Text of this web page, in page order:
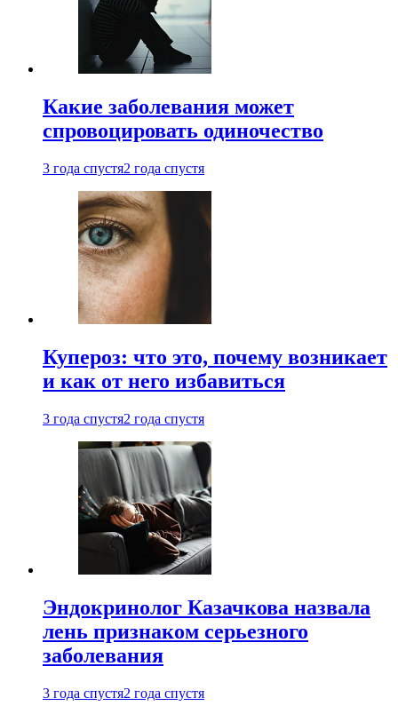
Какие заболевания может
спровоцировать одиночество
3 года спустя2 года спустя
Купероз: что это, почему возникает
и как от него избавиться
3 года спустя2 года спустя
Эндокринолог Казачкова назвала
лень признаком серьезного
заболевания
3 года спустя2 года спустя